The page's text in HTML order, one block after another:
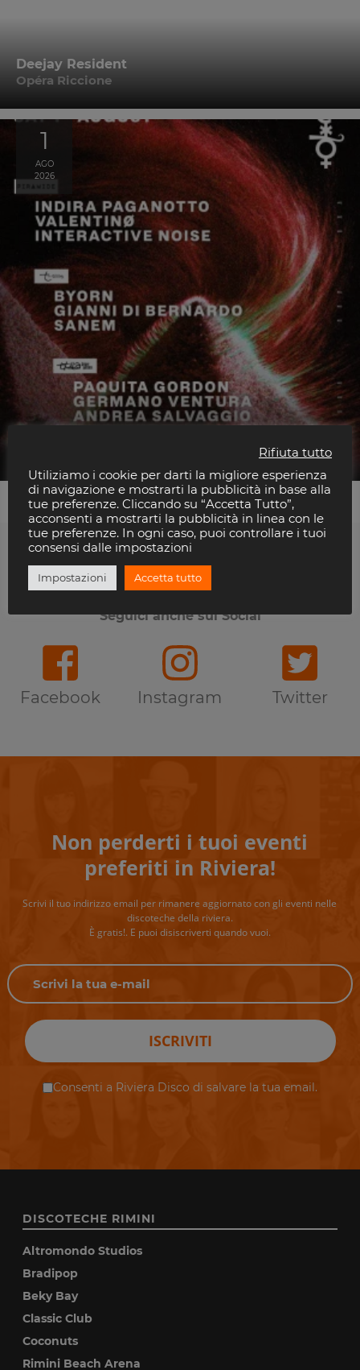
Deejay Resident
Opéra Riccione
1
AGO
2026
Ti piace Riviera Disco?
Seguici anche sui Social
Facebook Instagram Twitter
Non perderti i tuoi eventi
preferiti in Riviera!
Scrivi il tuo indirizzo email per rimanere aggiornato con gli eventi nelle
discoteche della riviera.
È gratis!. E puoi disiscriverti quando vuoi.
ISCRIVITI
Consenti a Riviera Disco di salvare la tua email.
DISCOTECHE RIMINI
Altromondo Studios
Bradipop
Beky Bay
Classic Club
Coconuts
Rimini Beach Arena
Rifiuta tutto
Utiliziamo i cookie per darti la migliore esperienza
di navigazione e mostrarti la pubblicità in base alla
tue preferenze. Cliccando su “Accetta Tutto”,
acconsenti a mostrarti la pubblicità in linea con le
tue preferenze. In ogni caso, puoi controllare i tuoi
consensi dalle impostazioni
Impostazioni Accetta tutto